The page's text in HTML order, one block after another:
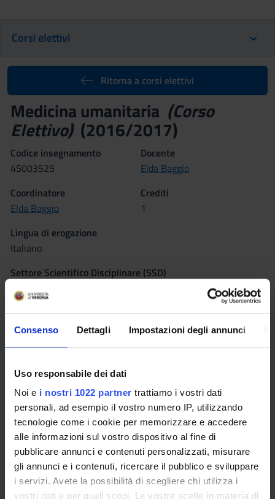
Consenso Dettagli Impostazioni degli annunci
Uso responsabile dei dati
Noi e i nostri 1022 partner trattiamo i vostri dati
personali, ad esempio il vostro numero IP, utilizzando
tecnologie come i cookie per memorizzare e accedere
alle informazioni sul vostro dispositivo al fine di
pubblicare annunci e contenuti personalizzati, misurare
gli annunci e i contenuti, ricercare il pubblico e sviluppare
i servizi. Avete la possibilità di scegliere chi utilizza i
vostri dati e per quali scopi. Le vostre scelte in materia di
Corsi elettivi
Ritorna a corsi elettivi
Medicina umanitaria (Corso
Elettivo)(2016/2017)
Codice insegnamento
4S003525
Docente
Elda Baggio
Coordinatore
Elda Baggio
Crediti
1
Lingua di erogazione
Italiano
Settore Scientifico Disciplinare (SSD)
MED/18 - CHIRURGIA GENERALE
Periodo
Corsi elettivi 2° semestre dal 20 feb 2017 al 26 mag 2017.
Obiettivi formativi
A prima vista sembra pleonastico definire la medicina come
umanitaria, poiché i suoi principi sono di base umanitari, ma
come medicina umanitaria intendiamo quella branca della
medicina che si occupa di gestire e supportare l’attività clinica,
soprattutto emergenziale, nei Paesi con limitate risorse per
far fronte alle emergenze umanitarie complesse. Questo corso